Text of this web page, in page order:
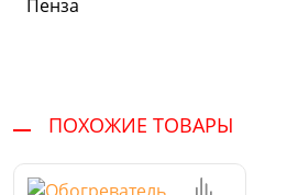
Пенза
ПОХОЖИЕ ТОВАРЫ